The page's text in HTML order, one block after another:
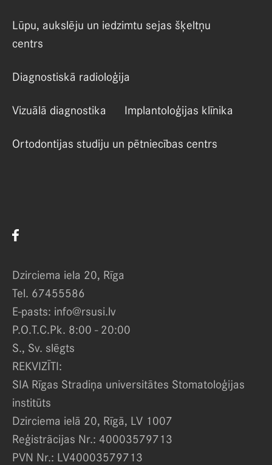
Lūpu, aukslēju un iedzimtu sejas šķeltņu
centrs
Diagnostiskā radioloģija
Vizuālā diagnostika Implantoloģijas klīnika
Ortodontijas studiju un pētniecības centrs
Dzirciema iela 20, Rīga
Tel. 67455586
E-pasts: info@rsusi.lv
P.O.T.C.Pk. 8:00 - 20:00
S., Sv. slēgts
REKVIZĪTI:
SIA Rīgas Stradiņa universitātes Stomatoloģijas
institūts
Dzirciema ielā 20, Rīgā, LV 1007
Reģistrācijas Nr.: 40003579713
PVN Nr.: LV40003579713